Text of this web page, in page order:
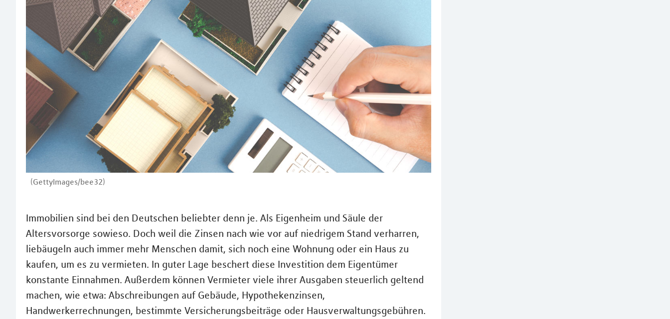
(GettyImages/bee32)
Immobilien sind bei den Deutschen beliebter denn je. Als Eigenheim und Säule der
Altersvorsorge sowieso. Doch weil die Zinsen nach wie vor auf niedrigem Stand verharren,
liebäugeln auch immer mehr Menschen damit, sich noch eine Wohnung oder ein Haus zu
kaufen, um es zu vermieten. In guter Lage beschert diese Investition dem Eigentümer
konstante Einnahmen. Außerdem können Vermieter viele ihrer Ausgaben steuerlich geltend
machen, wie etwa: Abschreibungen auf Gebäude, Hypothekenzinsen,
Handwerkerrechnungen, bestimmte Versicherungsbeiträge oder Hausverwaltungsgebühren.